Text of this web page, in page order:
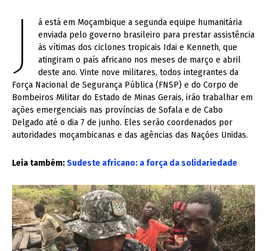
J
á está em Moçambique a segunda equipe humanitária
enviada pelo governo brasileiro para prestar assistência
às vítimas dos ciclones tropicais Idai e Kenneth, que
atingiram o país africano nos meses de março e abril
deste ano. Vinte nove militares, todos integrantes da
Força Nacional de Segurança Pública (FNSP) e do Corpo de
Bombeiros Militar do Estado de Minas Gerais, irão trabalhar em
ações emergenciais nas províncias de Sofala e de Cabo
Delgado até o dia 7 de junho. Eles serão coordenados por
autoridades moçambicanas e das agências das Nações Unidas.
Leia também:Sudeste africano: a força da solidariedade